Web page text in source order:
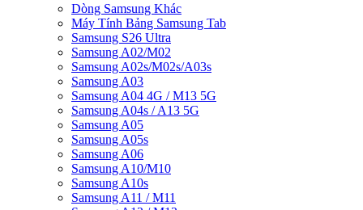
Dòng Samsung Khác
Máy Tính Bảng Samsung Tab
Samsung S26 Ultra
Samsung A02/M02
Samsung A02s/M02s/A03s
Samsung A03
Samsung A04 4G / M13 5G
Samsung A04s / A13 5G
Samsung A05
Samsung A05s
Samsung A06
Samsung A10/M10
Samsung A10s
Samsung A11 / M11